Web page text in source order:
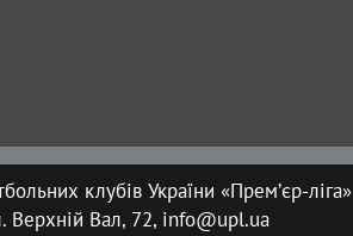
клубів України «Прем’єр-ліга»
Верхній Вал, 72, info@upl.ua